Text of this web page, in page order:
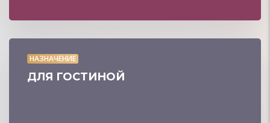
НАЗНАЧЕНИЕ
ДЛЯ ГОСТИНОЙ